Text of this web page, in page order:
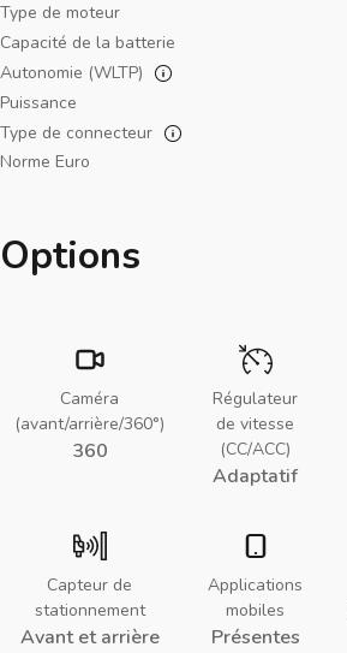
Type de moteur
Capacité de la batterie
Autonomie (WLTP)
Puissance
Type de connecteur
Norme Euro
Options
Caméra
(avant/arrière/360°)
360
Régulateur
de vitesse
(CC/ACC)
Adaptatif
Capteur de
stationnement
Avant et arrière
Applications
mobiles
Présentes